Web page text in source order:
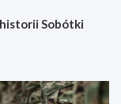
Sobótki